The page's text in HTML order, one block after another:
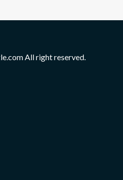
All right reserved.